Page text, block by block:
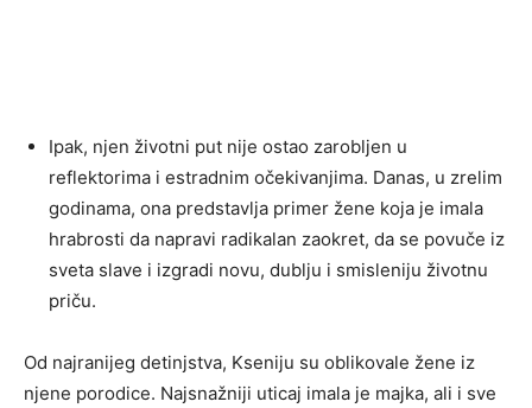
Ipak, njen životni put nije ostao zarobljen u
reflektorima i estradnim očekivanjima. Danas, u zrelim
godinama, ona predstavlja primer žene koja je imala
hrabrosti da napravi radikalan zaokret, da se povuče iz
sveta slave i izgradi novu, dublju i smisleniju životnu
priču.
Od najranijeg detinjstva, Kseniju su oblikovale žene iz
njene porodice. Najsnažniji uticaj imala je majka, ali i sve